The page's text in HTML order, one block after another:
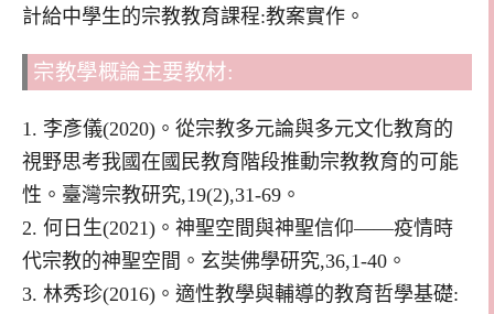
計給中學生的宗教教育課程:教案實作。
宗教學概論主要教材:
1. 李彥儀(2020)。從宗教多元論與多元文化教育的
視野思考我國在國民教育階段推動宗教教育的可能
性。臺灣宗教研究,19(2),31-69。
2. 何日生(2021)。神聖空間與神聖信仰——疫情時
代宗教的神聖空間。玄奘佛學研究,36,1-40。
3. 林秀珍(2016)。適性教學與輔導的教育哲學基礎: